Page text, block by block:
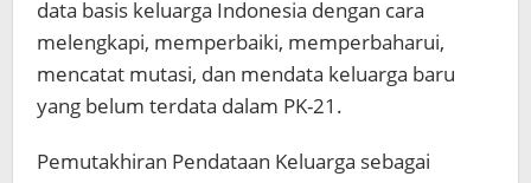
data basis keluarga Indonesia dengan cara
melengkapi, memperbaiki, memperbaharui,
mencatat mutasi, dan mendata keluarga baru
yang belum terdata dalam PK-21.
Pemutakhiran Pendataan Keluarga sebagai